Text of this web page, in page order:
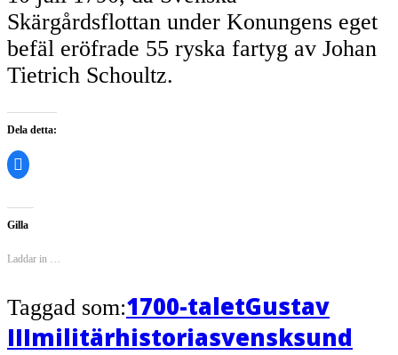
Skärgårdsflottan under Konungens eget
befäl eröfrade 55 ryska fartyg av Johan
Tietrich Schoultz.
Dela detta:
Klicka
för
på
(Öppnas
nytt
Gilla
Laddar in …
Taggad som:1700-taletGustav
IIImilitärhistoriasvensksund